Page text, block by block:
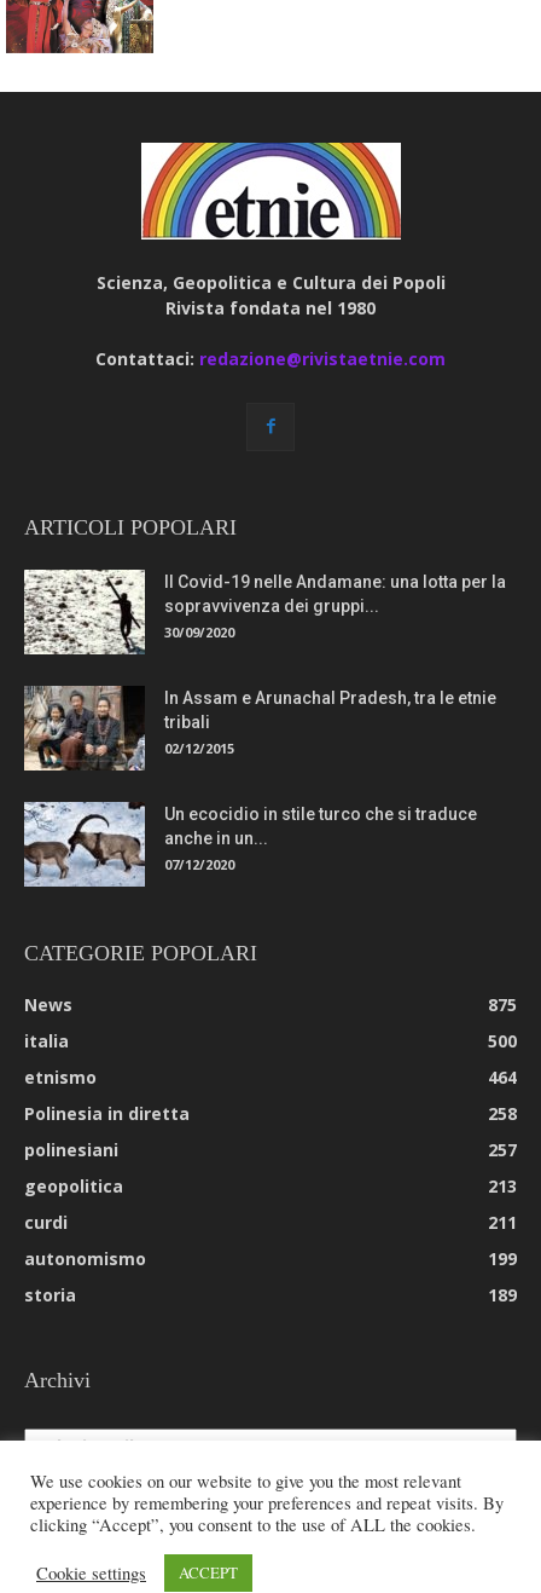
Scienza, Geopolitica e Cultura dei Popoli
Rivista fondata nel 1980
Contattaci: redazione@rivistaetnie.com
ARTICOLI POPOLARI
Il Covid-19 nelle Andamane: una lotta per la
sopravvivenza dei gruppi...
30/09/2020
In Assam e Arunachal Pradesh, tra le etnie
tribali
02/12/2015
Un ecocidio in stile turco che si traduce
anche in un...
07/12/2020
CATEGORIE POPOLARI
News
875
italia
500
etnismo
464
Polinesia in diretta
258
polinesiani
257
geopolitica
213
curdi
211
autonomismo
199
storia
189
Archivi
Archivi
© 2026 All rights reserved - Etnie -
We use cookies on our website to give you the most relevant
experience by remembering your preferences and repeat visits. By
clicking “Accept”, you consent to the use of ALL the cookies.
Cookie settings ACCEPT